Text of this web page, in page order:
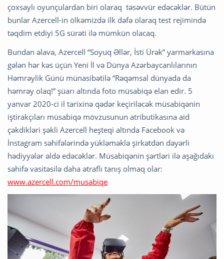
çoxsaylı oyunçulardan biri olaraq təsəvvür edəcəklər. Bütün
bunlar Azercell-in ölkəmizdə ilk dəfə olaraq test rejimində
təqdim etdiyi 5G sürəti ilə mümkün olacaq.
Bundan əlavə, Azercell “Soyuq Əllər, İsti Ürək” yarmarkasına
gələn hər kəs üçün Yeni İl və Dünya Azərbaycanlılarının
Həmrəylik Günü münasibətilə “Rəqəmsal dünyada da
həmrəy olaq!” şüarı altında foto müsabiqə elan edir. 5
yanvar 2020-ci il tarixinə qədər keçiriləcək müsabiqənin
iştirakçıları müsabiqə mövzusunun atributikasına aid
çəkdikləri şəkli Azercell heşteqi altında Facebook və
İnstagram səhifələrində yükləməklə şirkətdən dəyərli
hədiyyələr əldə edəcəklər. Müsabiqənin şərtləri ilə aşağıdakı
səhifə vasitəsilə daha ətraflı tanış olmaq olar:
www.azercell.com/musabiqe